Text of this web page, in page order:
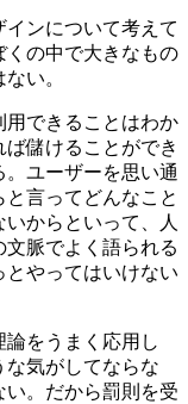
ンについて考えて
くの中で大きなもの
い。
用できることはわか
儲けることができ
ユーザーを思い通
言ってどんなこと
からといって、人
脈でよく語られる
やってはいけない
をうまく応用し
気がしてならな
。だから罰則を受